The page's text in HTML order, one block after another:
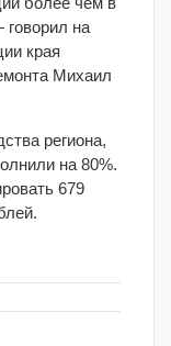
на
края
Михаил
региона,
на 80%.
679